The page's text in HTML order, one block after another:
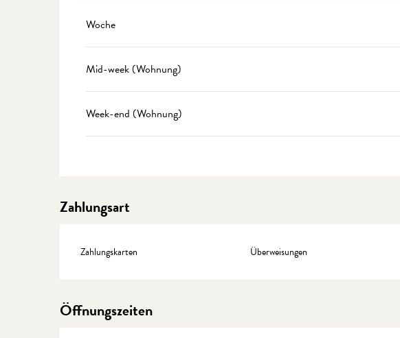
Preise 2027
Woche
Mid-week (Wohnung)
Week-end (Wohnung)
Zahlungsart
Zahlungskarten Überweisungen
Öffnungszeiten